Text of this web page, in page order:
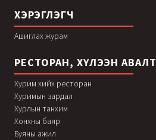
ХЭРЭГЛЭГЧ
Ашиглах журам
РЕСТОРАН, ХҮЛЭЭН АВАЛТ
Хурим хийх ресторан
Хуримын зардал
Хурлын танхим
Хонхны баяр
Буяны ажил